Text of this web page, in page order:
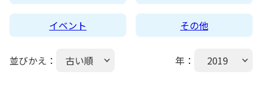
発電所・蓄電所一覧
コーポレートPPA
CEOメッセージ
企業理念
理念・ポリシー
環境
IR情報
イベント その他
並びかえ： 古い順 年： 2019